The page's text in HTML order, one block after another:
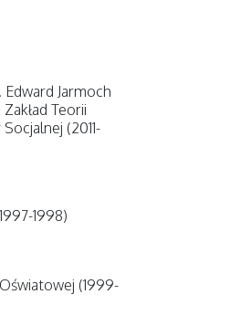
Jarmoch
Teorii
(2011-
1998)
(1999-